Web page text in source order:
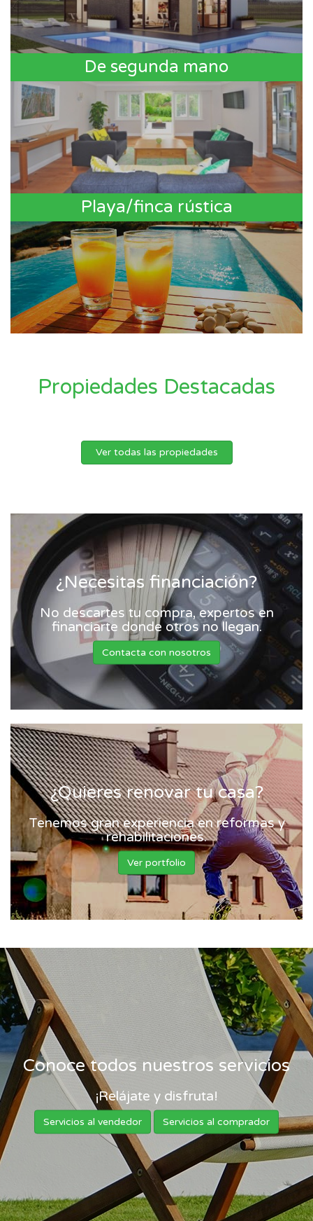
De segunda mano
Playa/finca rústica
Propiedades Destacadas
Ver todas las propiedades
¿Necesitas financiación?
No descartes tu compra, expertos en
financiarte donde otros no llegan.
Contacta con nosotros
¿Quieres renovar tu casa?
Tenemos gran experiencia en reformas y
rehabilitaciones.
Ver portfolio
Conoce todos nuestros servicios
¡Relájate y disfruta!
Servicios al vendedor Servicios al comprador